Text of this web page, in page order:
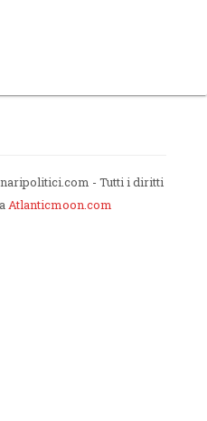
- Tutti i diritti
Atlanticmoon.com